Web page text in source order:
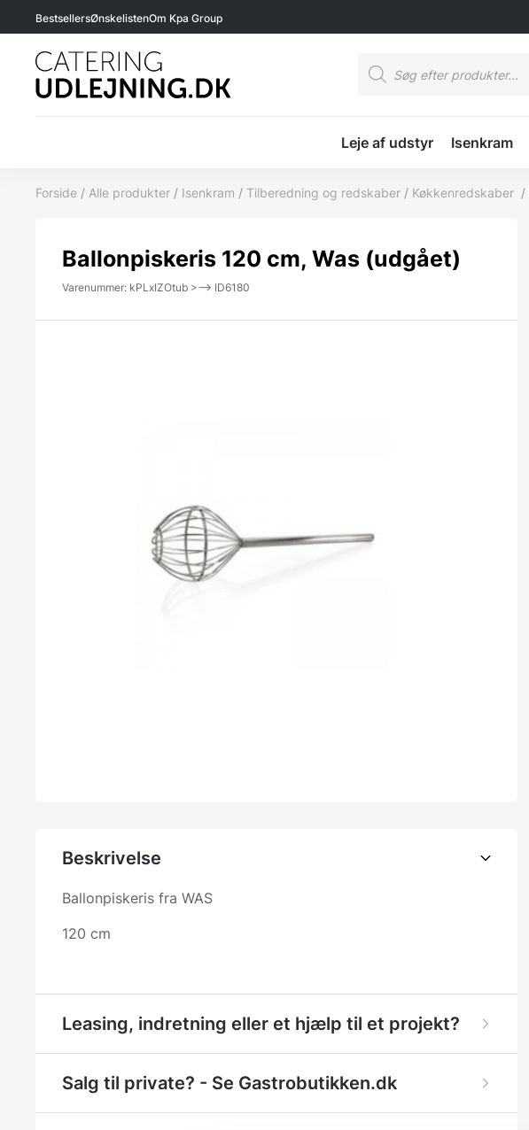
BestsellersØnskelistenOm Kpa Group
search
Leje af udstyr Isenkram
Forside / Alle produkter / Isenkram / Tilberedning og redskaber / Køkkenredskaber /
Ballonpiskeris 120 cm, Was (udgået)
Varenummer: kPLxIZOtub >--> ID6180
Beskrivelse
Ballonpiskeris fra WAS
120 cm
Leasing, indretning eller et hjælp til et projekt?
Salg til private? - Se Gastrobutikken.dk